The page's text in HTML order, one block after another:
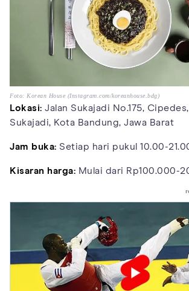
Foto: Korean House (Instagram.com/koreanhouse.bdg)
Lokasi: Jalan Sukajadi No.175,
Sukajadi, Kota Bandung, Jawa Barat
Jam buka: Setiap hari pukul 10.00-
Kisaran harga: Mulai dari Rp100.000-